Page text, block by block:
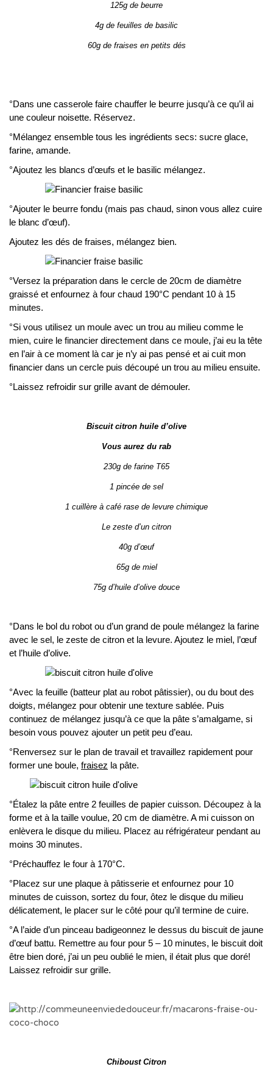
125g de beurre
4g de feuilles de basilic
60g de fraises en petits dés
°Dans une casserole faire chauffer le beurre jusqu’à ce qu’il ai
une couleur noisette. Réservez.
°Mélangez ensemble tous les ingrédients secs: sucre glace,
farine, amande.
°Ajoutez les blancs d’œufs et le basilic mélangez.
°Ajouter le beurre fondu (mais pas chaud, sinon vous allez cuire
le blanc d’œuf).
Ajoutez les dés de fraises, mélangez bien.
°Versez la préparation dans le cercle de 20cm de diamètre
graissé et enfournez à four chaud 190°C pendant 10 à 15
minutes.
°Si vous utilisez un moule avec un trou au milieu comme le
mien, cuire le financier directement dans ce moule, j’ai eu la tête
en l’air à ce moment là car je n’y ai pas pensé et ai cuit mon
financier dans un cercle puis découpé un trou au milieu ensuite.
°Laissez refroidir sur grille avant de démouler.
Biscuit citron huile d’olive
Vous aurez du rab
230g de farine T65
1 pincée de sel
1 cuillère à café rase de levure chimique
Le zeste d’un citron
40g d’œuf
65g de miel
75g d’huile d’olive douce
°Dans le bol du robot ou d’un grand de poule mélangez la farine
avec le sel, le zeste de citron et la levure. Ajoutez le miel, l’œuf
et l’huile d’olive.
°Avec la feuille (batteur plat au robot pâtissier), ou du bout des
doigts, mélangez pour obtenir une texture sablée. Puis
continuez de mélangez jusqu’à ce que la pâte s’amalgame, si
besoin vous pouvez ajouter un petit peu d’eau.
°Renversez sur le plan de travail et travaillez rapidement pour
former une boule, fraisez la pâte.
°Étalez la pâte entre 2 feuilles de papier cuisson. Découpez à la
forme et à la taille voulue, 20 cm de diamètre. A mi cuisson on
enlèvera le disque du milieu. Placez au réfrigérateur pendant au
moins 30 minutes.
°Préchauffez le four à 170°C.
°Placez sur une plaque à pâtisserie et enfournez pour 10
minutes de cuisson, sortez du four, ôtez le disque du milieu
délicatement, le placer sur le côté pour qu’il termine de cuire.
°A l’aide d’un pinceau badigeonnez le dessus du biscuit de jaune
d’œuf battu. Remettre au four pour 5 – 10 minutes, le biscuit doit
être bien doré, j’ai un peu oublié le mien, il était plus que doré!
Laissez refroidir sur grille.
Chiboust Citron